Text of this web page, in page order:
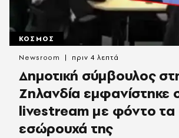
ΚΟΣΜΟΣ
Δημοτική σύμβουλος
Ζηλανδία εμφανίστηκε
livestream με φόντο τα
εσώρουχά της
Newsroom πριν 4 λεπτά